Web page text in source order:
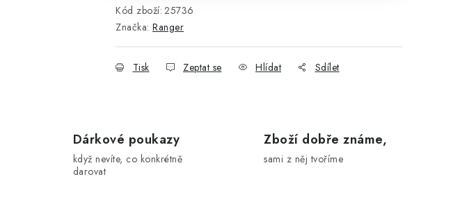
Kód zboží: 25736
Značka: Ranger
Tisk Zeptat se Hlídat Sdílet
Dárkové poukazy
když nevíte, co konkrétně
darovat
Zboží dobře známe,
sami z něj tvoříme